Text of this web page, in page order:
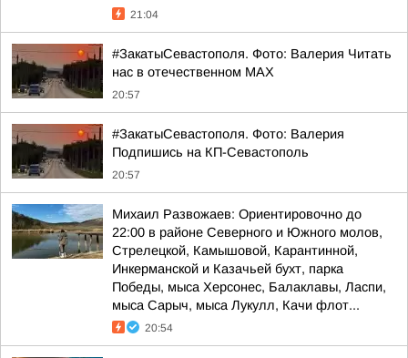
21:04
#ЗакатыСевастополя. Фото: Валерия Читать
нас в отечественном MAX
20:57
#ЗакатыСевастополя. Фото: Валерия
Подпишись на КП-Севастополь
20:57
Михаил Развожаев: Ориентировочно до
22:00 в районе Северного и Южного молов,
Стрелецкой, Камышовой, Карантинной,
Инкерманской и Казачьей бухт, парка
Победы, мыса Херсонес, Балаклавы, Ласпи,
мыса Сарыч, мыса Лукулл, Качи флот...
20:54